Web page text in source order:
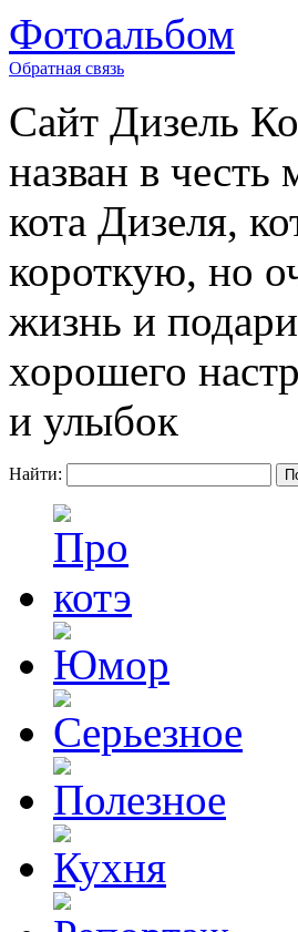
Фотоальбом
Обратная связь
Сайт Дизель
назван в честь
кота Дизеля,
короткую, но
жизнь и
хорошего
и улыбок
Найти: